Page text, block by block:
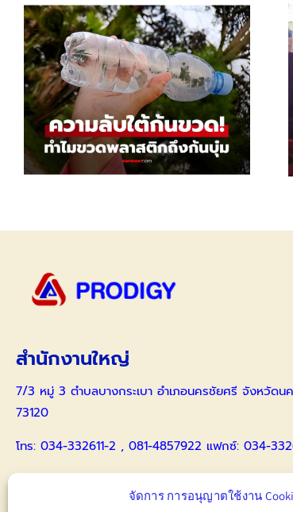
จัดการ การอนุญาตใช้งาน
สำนักงานใหญ่
7/3 หมู่ 3 ตำบลบางกระเบา อำเภอนครชัยศรี จังหวัดน
73120
โทร: 034-332611-2 , 081-4857922 แฟกซ์: 034-
086-4173359 คุณธีรนาฏ